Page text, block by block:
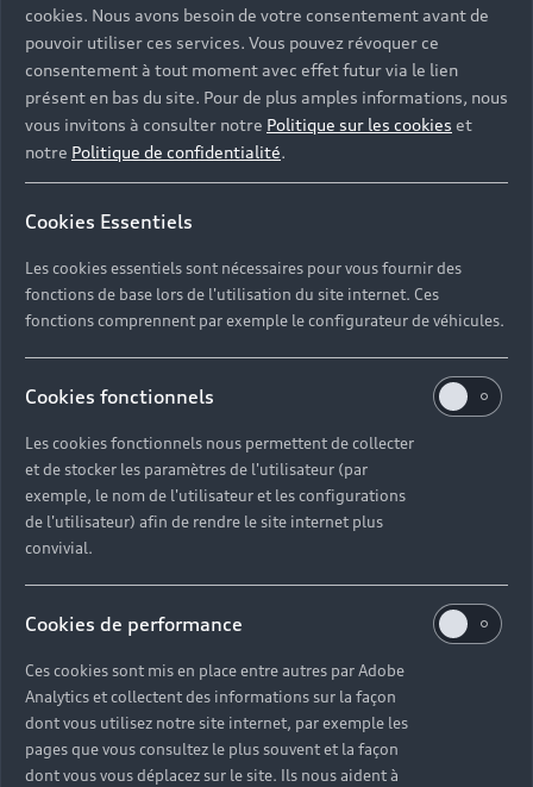
cookies. Nous avons besoin de votre consentement avant de
pouvoir utiliser ces services. Vous pouvez révoquer ce
consentement à tout moment avec effet futur via le lien
présent en bas du site. Pour de plus amples informations, nous
vous invitons à consulter notre Politique sur les cookies et
notre Politique de confidentialité.
Cookies Essentiels
Les cookies essentiels sont nécessaires pour vous fournir des
fonctions de base lors de l'utilisation du site internet. Ces
fonctions comprennent par exemple le configurateur de véhicules.
Cookies fonctionnels
Les cookies fonctionnels nous permettent de collecter
et de stocker les paramètres de l'utilisateur (par
exemple, le nom de l'utilisateur et les configurations
de l'utilisateur) afin de rendre le site internet plus
convivial.
Cookies de performance
Ces cookies sont mis en place entre autres par Adobe
Analytics et collectent des informations sur la façon
dont vous utilisez notre site internet, par exemple les
pages que vous consultez le plus souvent et la façon
dont vous vous déplacez sur le site. Ils nous aident à